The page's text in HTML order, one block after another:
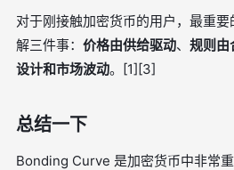
对于刚接触加密货币的用户，最重
解三件事： 价格由供给驱动、 规则由
设计和市场波动。[1][3]
总结一下
Bonding Curve 是加密货币中非常